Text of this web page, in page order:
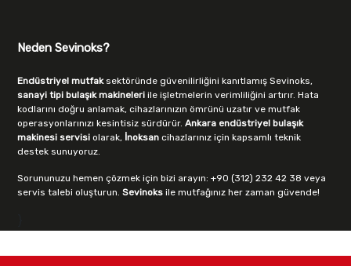
Neden Sevinoks?
Endüstriyel mutfaksektöründe güvenilirliğini kanıtlamış Sevinoks,
sanayi tipi bulaşık makineleri ile işletmelerin verimliliğini artırır. Hata
kodlarını doğru anlamak, cihazlarınızın ömrünü uzatır ve mutfak
operasyonlarınızı kesintisiz sürdürür.Ankara endüstriyel bulaşık
makinesi servisi olarak, İnoksan cihazlarınız için kapsamlı teknik
destek sunuyoruz.
Sorununuzu hemen çözmek için bizi arayın: +90 (312) 232 42 38 veya
servis talebi oluşturun.Sevinoks ile mutfağınız her zaman güvende!